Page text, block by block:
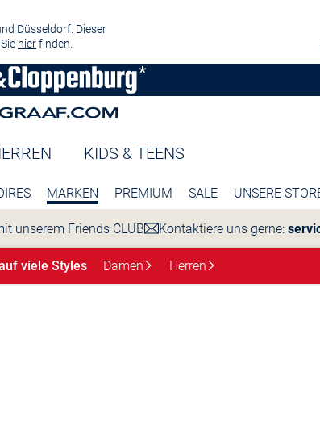
Düsseldorf. Dieser
hierfinden.
KIDS & TEENS
MARKEN PREMIUM SALE UNSERE
unserem Friends CLUB Kontaktiere uns gerne:
viele Styles Damen Herren